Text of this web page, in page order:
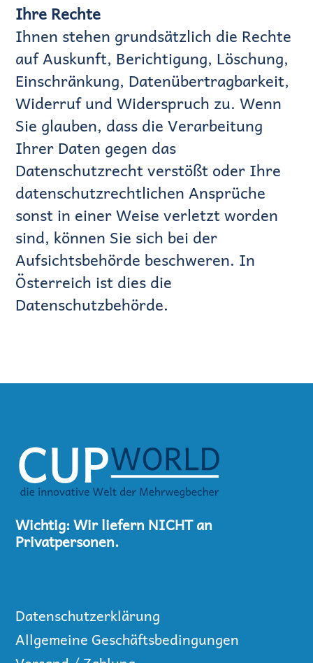
Ihre Rechte
Ihnen stehen grundsätzlich die Rechte
auf Auskunft, Berichtigung, Löschung,
Einschränkung, Datenübertragbarkeit,
Widerruf und Widerspruch zu. Wenn
Sie glauben, dass die Verarbeitung
Ihrer Daten gegen das
Datenschutzrecht verstößt oder Ihre
datenschutzrechtlichen Ansprüche
sonst in einer Weise verletzt worden
sind, können Sie sich bei der
Aufsichtsbehörde beschweren. In
Österreich ist dies die
Datenschutzbehörde.
Wichtig: Wir liefern NICHT an
Privatpersonen.
Datenschutzerklärung
Allgemeine Geschäftsbedingungen